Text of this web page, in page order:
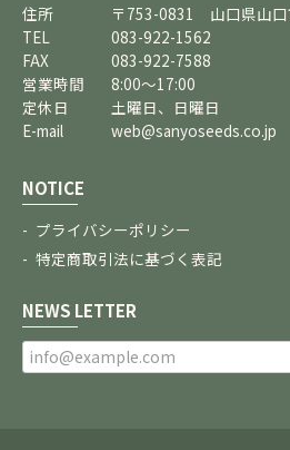
住所
〒753-0831 山口県山口
TEL
083-922-1562
FAX
083-922-7588
営業時間
8:00～17:00
定休日
土曜日、日曜日
E-mail
web@sanyoseeds.co.jp
NOTICE
プライバシーポリシー
特定商取引法に基づく表記
NEWS LETTER